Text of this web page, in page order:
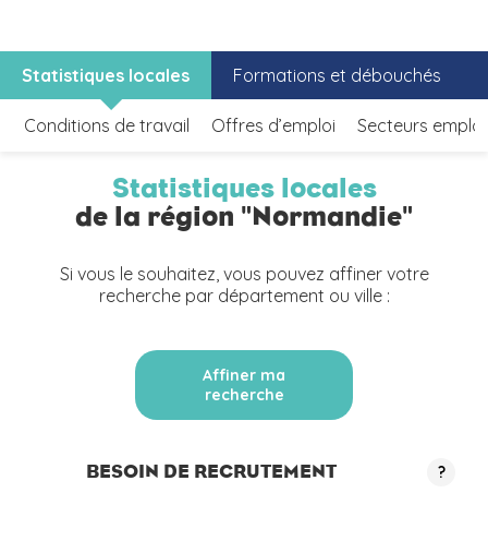
Statistiques locales Formations et débouchés
Conditions de travail Offres d’emploi Secteurs
Statistiques locales
de la région "Normandie"
Si vous le souhaitez, vous pouvez affiner votre
recherche par département ou ville :
Affiner ma
recherche
BESOIN DE RECRUTEMENT ?